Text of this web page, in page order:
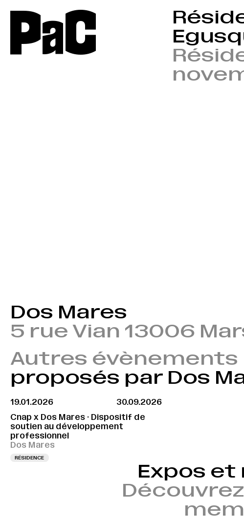
PaC
Dos Mares
5 rue Vian 13006
Autres évènements
proposés par Dos
19.01.2026
30.09.2026
Cnap x Dos Mares · Dispositif de
soutien au développement
professionnel
Dos Mares
RÉSIDENCE
Expos et